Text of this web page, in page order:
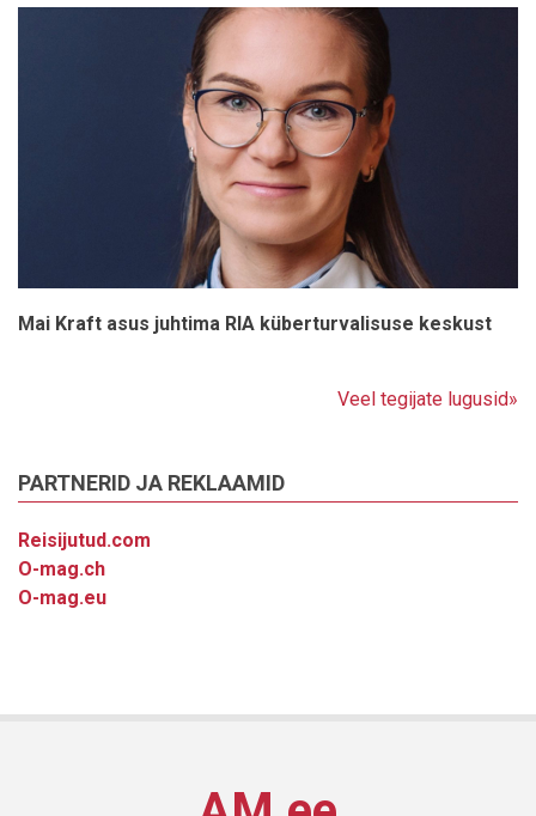
Mai Kraft asus juhtima RIA küberturvalisuse keskust
Veel tegijate lugusid»
PARTNERID JA REKLAAMID
Reisijutud.com
O-mag.ch
O-mag.eu